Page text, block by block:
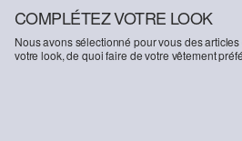
COMPLÉTEZ VOTRE LOOK
Nous avons sélectionné pour vous des
votre look, de quoi faire de votre vêtement